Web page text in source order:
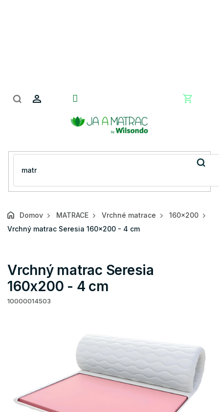
Domov MATRACE Vrchné matrace
160x200
Vrchný matrac Seresia 160x200 - 4 cm
Vrchný matrac Seresia
160x200 - 4 cm
10000014503